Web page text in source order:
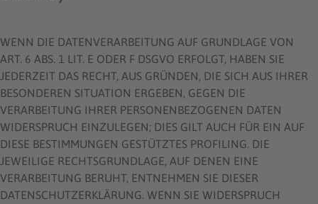
WENN DIE DATENVERARBEITUNG AUF GRUNDLAGE VON
ART. 6 ABS. 1 LIT. E ODER F DSGVO ERFOLGT, HABEN SIE
JEDERZEIT DAS RECHT, AUS GRÜNDEN, DIE SICH AUS IHRER
BESONDEREN SITUATION ERGEBEN, GEGEN DIE
VERARBEITUNG IHRER PERSONENBEZOGENEN DATEN
WIDERSPRUCH EINZULEGEN; DIES GILT AUCH FÜR EIN AUF
DIESE BESTIMMUNGEN GESTÜTZTES PROFILING. DIE
JEWEILIGE RECHTSGRUNDLAGE, AUF DENEN EINE
VERARBEITUNG BERUHT, ENTNEHMEN SIE DIESER
DATENSCHUTZERKLÄRUNG. WENN SIE WIDERSPRUCH